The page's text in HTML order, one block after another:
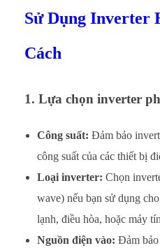
Sử Dụng Inverter
Cách
1. Lựa chọn inverter
Công suất: Đảm bảo
công suất của các thiết bị
Loại inverter: Chọn
wave) nếu bạn sử dụng
lạnh, điều hòa, hoặc máy
Nguồn điện vào: Đảm bảo